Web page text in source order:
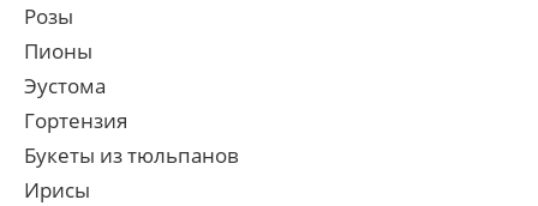
Розы
Пионы
Эустома
Гортензия
Букеты из тюльпанов
Ирисы